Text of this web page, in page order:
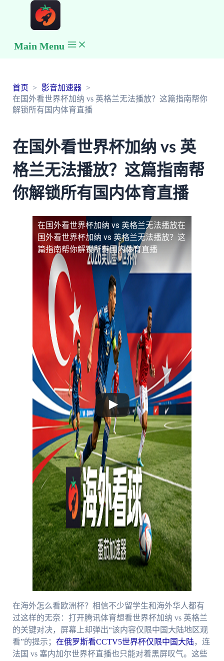
Main Menu
首页
影音加速器
在国外看世界杯加纳 vs 英格兰无法播放？这篇指南帮你
解锁所有国内体育直播
在国外看世界杯加纳 vs 英
格兰无法播放？这篇指南帮
你解锁所有国内体育直播
在国外看世界杯加纳 vs 英格兰无法播放在
国外看世界杯加纳 vs 英格兰无法播放？这
篇指南帮你解锁所有国内体育直播
在海外怎么看欧洲杯？相信不少留学生和海外华人都有
过这样的无奈：打开腾讯体育想看世界杯加纳 vs 英格兰
的关键对决，屏幕上却弹出“该内容仅限中国大陆地区观
看”的提示； 在俄罗斯看CCTV5世界杯仅限中国大陆，连
法国 vs 塞内加尔世界杯直播也只能对着黑屏叹气。这些